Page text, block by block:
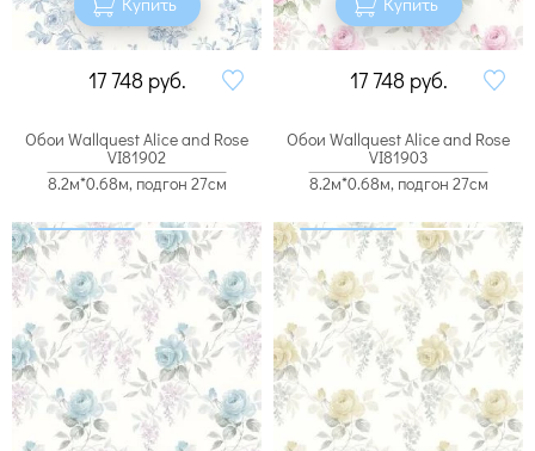
17 748 руб. 17 748 руб.
Обои Wallquest Alice and Rose
VI81902
8.2м*0.68м, подгон 27см
Обои Wallquest Alice and Rose
VI81903
8.2м*0.68м, подгон 27см